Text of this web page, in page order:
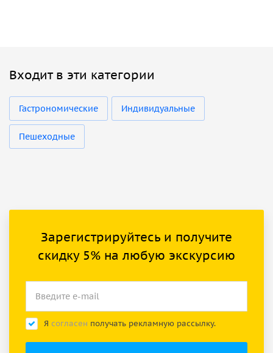
Входит в эти категории
Гастрономические Индивидуальные
Пешеходные
Зарегистрируйтесь и получите
скидку 5% на любую экскурсию
Я согласен получать рекламную рассылку.